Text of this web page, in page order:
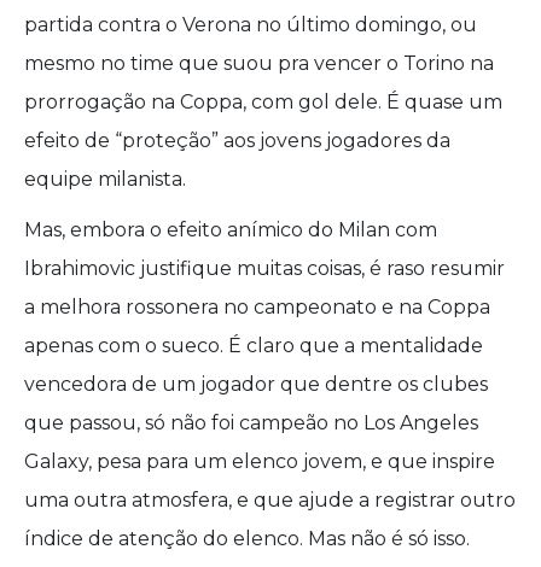
partida contra o Verona no último domingo, ou
mesmo no time que suou pra vencer o Torino na
prorrogação na Coppa, com gol dele. É quase um
efeito de “proteção” aos jovens jogadores da
equipe milanista.
Mas, embora o efeito anímico do Milan com
Ibrahimovic justifique muitas coisas, é raso resumir
a melhora rossonera no campeonato e na Coppa
apenas com o sueco. É claro que a mentalidade
vencedora de um jogador que dentre os clubes
que passou, só não foi campeão no Los Angeles
Galaxy, pesa para um elenco jovem, e que inspire
uma outra atmosfera, e que ajude a registrar outro
índice de atenção do elenco. Mas não é só isso.